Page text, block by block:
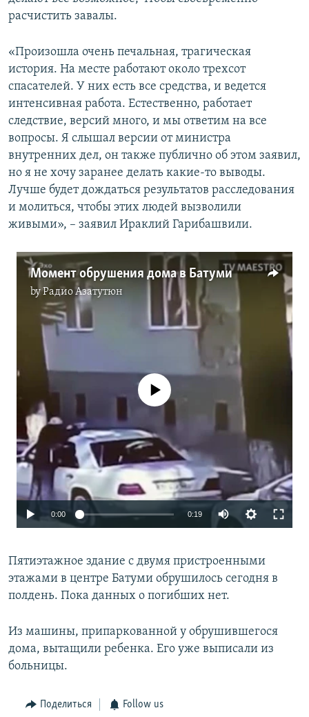
расчистить завалы.
«Произошла очень печальная, трагическая
история. На месте работают около трехсот
спасателей. У них есть все средства, и ведется
интенсивная работа. Естественно, работает
следствие, версий много, и мы ответим на все
вопросы. Я слышал версии от министра
внутренних дел, он также публично об этом заявил,
но я не хочу заранее делать какие-то выводы.
Лучше будет дождаться результатов расследования
и молиться, чтобы этих людей вызволили
живыми», – заявил Ираклий Гарибашвили.
Момент обрушения дома в Батуми
byРадио Азатутюн
No media source currently available
0:00 0:19
Пятиэтажное здание с двумя пристроенными
этажами в центре Батуми обрушилось сегодня в
полдень. Пока данных о погибших нет.
Из машины, припаркованной у обрушившегося
дома, вытащили ребенка. Его уже выписали из
больницы.
Поделиться Follow us